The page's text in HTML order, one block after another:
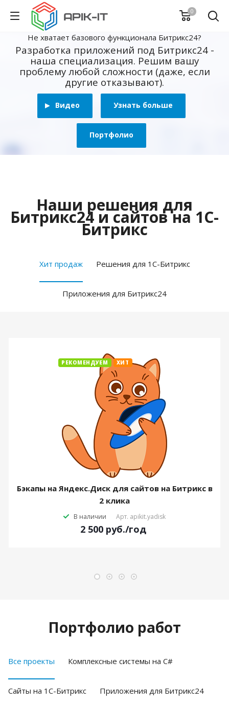
0
Не хватает базового функционала Битрикс24?
Разработка приложений под Битрикс24 -
наша специализация. Решим вашу
проблему любой сложности (даже, если
другие отказывают).
Видео Узнать больше
Портфолио
Наши решения для
Битрикс24 и сайтов на 1С-
Битрикс
Хит продаж Решения для 1С-Битрикс
Приложения для Битрикс24
РЕКОМЕНДУЕМ ХИТ
Бэкапы на Яндекс.Диск для сайтов на Битрикс в
2 клика
В наличии Арт. apikit.yadisk
2 500 руб./год
Портфолио работ
Все проекты Комплексные системы на C#
Cайты на 1С-Битрикс Приложения для Битрикс24